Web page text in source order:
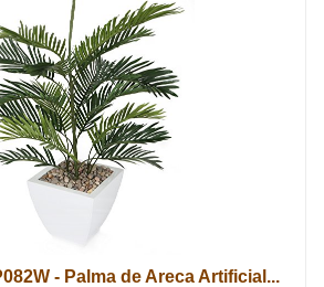
- Palma de Areca Artificial...